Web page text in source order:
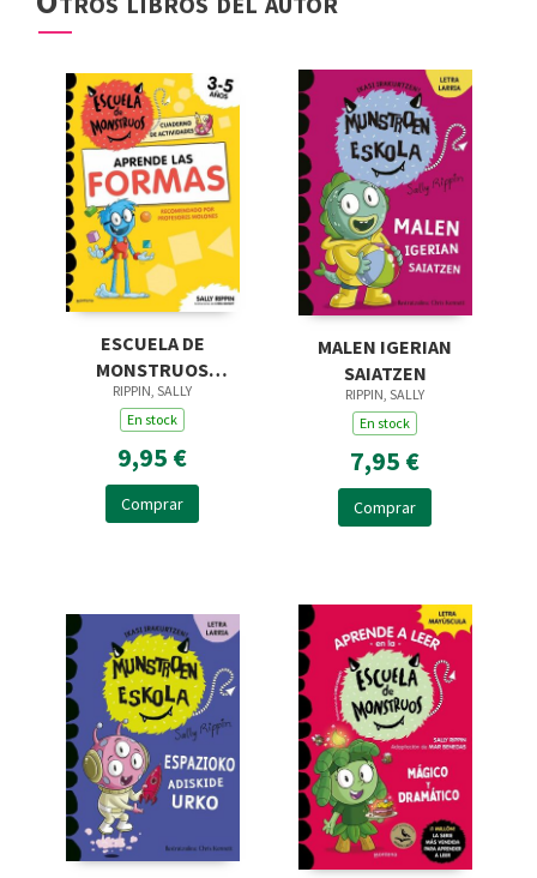
ESCUELA DE
MONSTRUOS
APRENDE FORMAS
RIPPIN, SALLY
En stock
9,95 €
Comprar
MALEN IGERIAN
SAIATZEN
RIPPIN, SALLY
En stock
7,95 €
Comprar